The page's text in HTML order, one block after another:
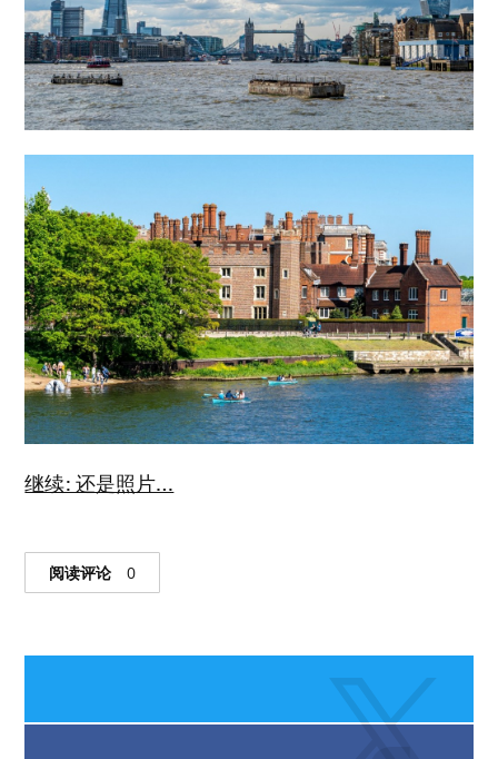
继续: 还是照片…
阅读评论 0